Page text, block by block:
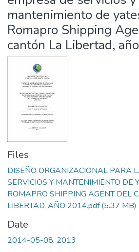
mantenimiento de
Romapro Shipping
cantón La Libertad,
Files
DISEÑO ORGANIZACIONAL PARA
SERVICIOS Y MANTENIMIENTO DE
ROMAPRO SHIPPING AGENT DEL
LIBERTAD, AÑO 2014.pdf(5.37 MB)
Date
2014-05-08, 2013